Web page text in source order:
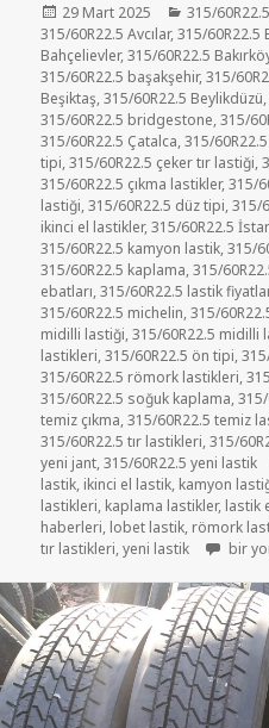
Yayın
tarihi
29 Mart 2025 Kategoriler
315/60R22.5
315/60R22.5 Avcılar,315/60R22.5
Bahçelievler,315/60R22.5
315/60R22.5 başakşehir,315/
Beşiktaş,315/60R22.5 Beylikdüzü
315/60R22.5 bridgestone,315/
315/60R22.5 Çatalca,315/
tipi,315/60R22.5 çeker tır lastiği,
315/60R22.5 çıkma lastikler,315/
lastiği,315/60R22.5 düz tipi,315/
ikinci el lastikler,315/60R22.5
315/60R22.5 kamyon lastik,315/
315/60R22.5 kaplama,315/
ebatları,315/60R22.5 lastik
315/60R22.5 michelin,315/
midilli lastiği,315/60R22.5 midilli
lastikleri,315/60R22.5 ön tipi,
315/60R22.5 römork lastikleri,
315/60R22.5 soğuk kaplama,
temiz çıkma,315/60R22.5 temiz
315/60R22.5 tır lastikleri,315/
yeni jant,315/60R22.5 yeni lastik
lastik, ikinci el lastik, kamyon
lastikleri, kaplama lastikler, lastik
haberleri, lobet lastik, römork
tır lastikleri,yeni lastik 315-
bir